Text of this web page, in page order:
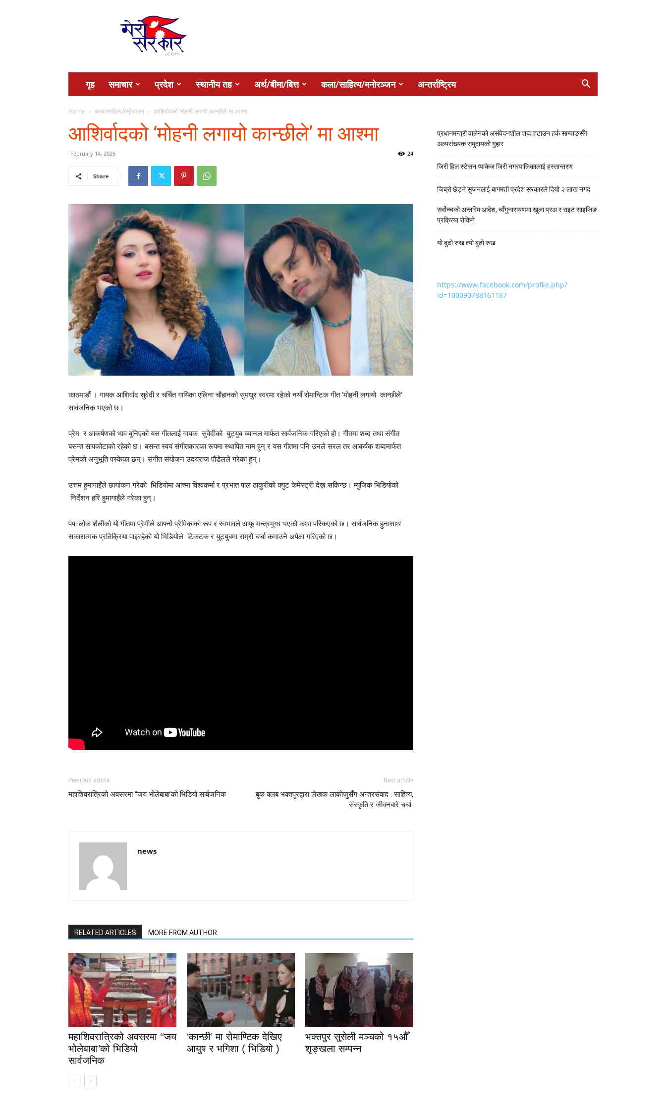
गृह समाचार प्रदेश स्थानीय तह अर्थ/बीमा/बित्त कला/साहित्य/मनोरञ्जन अन्तर्राष्ट्रिय
Home कला/साहित्य/मनोरञ्जन आशिर्वादको ‘मोहनी लगायो कान्छीले’ मा आश्मा
आशिर्वादको ‘मोहनी लगायो कान्छीले’ मा आश्मा
February 14, 2026 24
Share
काठमाडौं । गायक आशिर्वाद सुवेदी र चर्चित गायिका एलिना चौहानको सुमधुर स्वरमा रहेको नयाँ रोमान्टिक गीत ‘मोहनी लगायो कान्छीले’
सार्वजनिक भएको छ।
प्रेम र आकर्षणको भाव बुनिएको यस गीतलाई गायक सुवेदीको युट्युब च्यानल मार्फत सार्वजनिक गरिएको हो। गीतमा शब्द तथा संगीत
बसन्त सापकोटाको रहेको छ। बसन्त स्वयं संगीतकारका रूपमा स्थापित नाम हुन् र यस गीतमा पनि उनले सरल तर आकर्षक शब्दमार्फत
प्रेमको अनुभूति पस्केका छन्। संगीत संयोजन उदयराज पौडेलले गरेका हुन्।
उत्तम हुमागाईंले छायांकन गरेको भिडियोमा आश्मा विश्वकर्मा र प्रभात पाल ठाकुरीको क्युट केमेस्ट्री देख्न सकिन्छ। म्युजिक भिडियोको
निर्देशन हरि हुमागाईंले गरेका हुन्।
पप-लोक शैलीको यो गीतमा प्रेमीले आफ्नो प्रेमिकाको रूप र स्वभावले आफू मन्त्रमुग्ध भएको कथा पस्किएको छ। सार्वजनिक हुनासाथ
सकारात्मक प्रतिक्रिया पाइरहेको यो भिडियोले टिकटक र युट्युबमा राम्रो चर्चा कमाउने अपेक्षा गरिएको छ।
Previous article
महाशिवरात्रिको अवसरमा ‘‘जय भोलेबाबा’को भिडियो सार्वजनिक
Next article
बुक क्लब भक्तपुरद्वारा लेखक लाकाेजुसँग अन्तरसंवाद : साहित्य,
संस्कृति र जीवनबारे चर्चा
news
RELATED ARTICLES MORE FROM AUTHOR
महाशिवरात्रिको अवसरमा ‘‘जय
भोलेबाबा’को भिडियो
सार्वजनिक
‘कान्छी’ मा रोमाण्टिक देखिए
आयुष र भगिशा ( भिडियो )
भक्तपुर सुसेली मञ्चको १५औँ
शृङ्खला सम्पन्न
प्रधानमन्त्री वालेनको असंवेदनशील शब्द हटाउन हर्क साम्पाङसँग
अल्पसंख्यक समुदायको गुहार
जिरी हिल स्टेसन प्याकेज जिरी नगरपालिकालाई हस्तान्तरण
जिब्रो छेड्ने सुजनलाई बागमती प्रदेश सरकारले दियो २ लाख नगद
सर्वोच्चको अन्तरिम आदेश, चाँगुनारायणमा खुला प्रअ र राइट साइजिङ
प्रक्रिया रोकिने
यो बुढो रुख त्यो बुढो रुख
https://www.facebook.com/profile.php?
id=100090788161187